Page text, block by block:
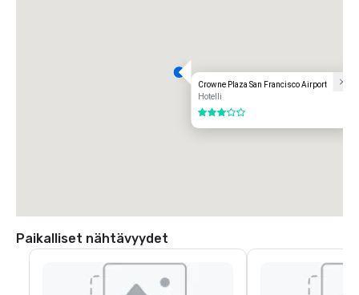
Crowne Plaza San Francisco Airport
Hotelli
3 / 5
Paikalliset nähtävyydet